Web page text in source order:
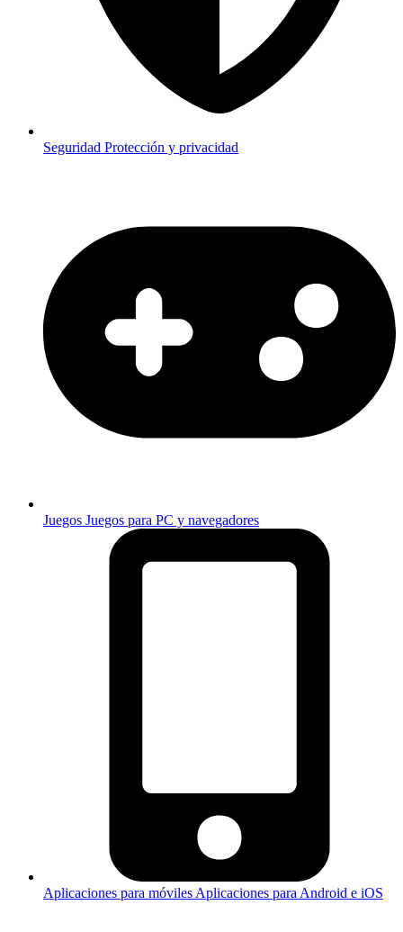
Seguridad Protección y privacidad
Juegos Juegos para PC y navegadores
Aplicaciones para móviles Aplicaciones para Android e iOS